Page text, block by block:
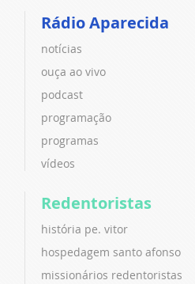
Rádio Aparecida
notícias
ouça ao vivo
podcast
programação
programas
vídeos
Redentoristas
história pe. vitor
hospedagem santo afonso
missionários redentoristas